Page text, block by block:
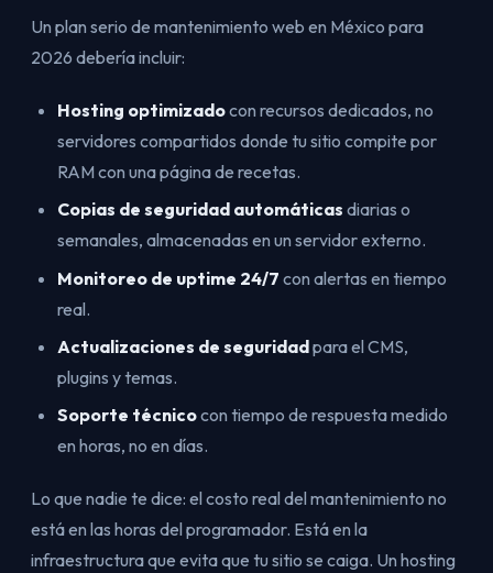
Un plan serio de mantenimiento web en México para
2026 debería incluir:
Hosting optimizadocon recursos dedicados, no
servidores compartidos donde tu sitio compite por
RAM con una página de recetas.
Copias de seguridad automáticas diarias o
semanales, almacenadas en un servidor externo.
Monitoreo de uptime 24/7 con alertas en tiempo
real.
Actualizaciones de seguridadpara el CMS,
plugins y temas.
Soporte técnicocon tiempo de respuesta medido
en horas, no en días.
Lo que nadie te dice: el costo real del mantenimiento no
está en las horas del programador. Está en la
infraestructura que evita que tu sitio se caiga. Un hosting